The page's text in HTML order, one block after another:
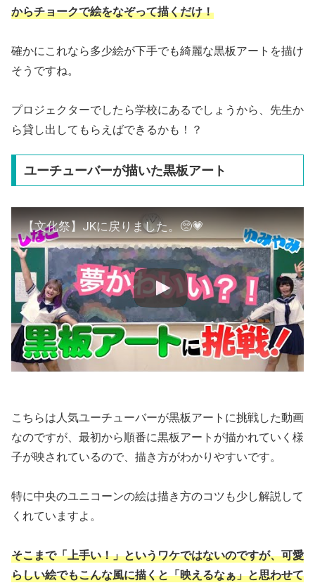
からチョークで絵をなぞって描くだけ！
確かにこれなら多少絵が下手でも綺麗な黒板アートを描け
そうですね。
プロジェクターでしたら学校にあるでしょうから、先生か
ら貸し出してもらえばできるかも！？
ユーチューバーが描いた黒板アート
【文化祭】JKに戻りました。🥺💗
こちらは人気ユーチューバーが黒板アートに挑戦した動画
なのですが、最初から順番に黒板アートが描かれていく様
子が映されているので、描き方がわかりやすいです。
特に中央のユニコーンの絵は描き方のコツも少し解説して
くれていますよ。
そこまで「上手い！」というワケではないのですが、可愛
らしい絵でもこんな風に描くと「映えるなぁ」と思わせて